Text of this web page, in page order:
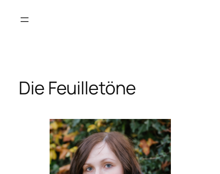
Inhalt
Die Feuilletöne